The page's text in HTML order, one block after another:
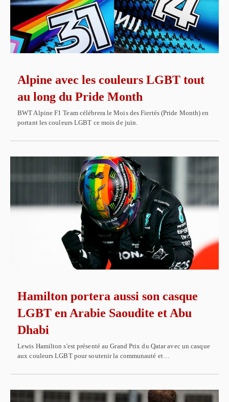
Alpine avec les couleurs LGBT tout
au long du Pride Month
BWT Alpine F1 Team célébrera le Mois des Fiertés (Pride Month) en
portant les couleurs LGBT ce mois de juin.
Hamilton portera aussi son casque
LGBT en Arabie Saoudite et Abu
Dhabi
Lewis Hamilton s'est présenté au Grand Prix du Qatar avec un casque
aux couleurs LGBT pour soutenir la communauté et…